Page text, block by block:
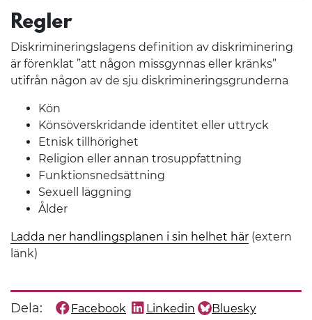
Regler
Diskrimineringslagens definition av diskriminering
är förenklat ”att någon missgynnas eller kränks”
utifrån någon av de sju diskrimineringsgrunderna
Kön
Könsöverskridande identitet eller uttryck
Etnisk tillhörighet
Religion eller annan trosuppfattning
Funktionsnedsättning
Sexuell läggning
Ålder
Ladda ner handlingsplanen i sin helhet här (extern
länk)
Dela: Dela denna sida på
Facebook
Dela denna sida på
Linkedin
Dela denna sida på
Bluesky